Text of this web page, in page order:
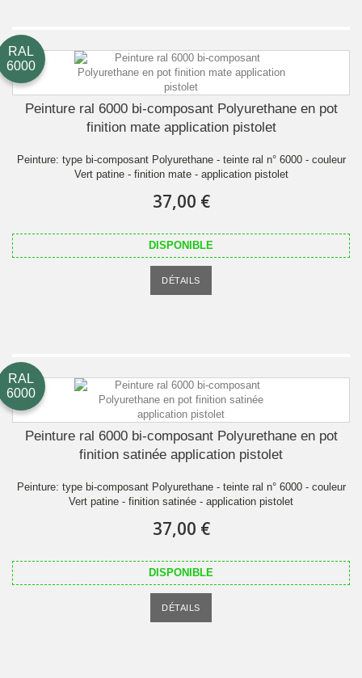
RAL
6000
Peinture ral 6000 bi-composant Polyurethane en pot
finition mate application pistolet
Peinture: type bi-composant Polyurethane - teinte ral n° 6000 - couleur
Vert patine - finition mate - application pistolet
37,00 €
DISPONIBLE
DÉTAILS
RAL
6000
Peinture ral 6000 bi-composant Polyurethane en pot
finition satinée application pistolet
Peinture: type bi-composant Polyurethane - teinte ral n° 6000 - couleur
Vert patine - finition satinée - application pistolet
37,00 €
DISPONIBLE
DÉTAILS